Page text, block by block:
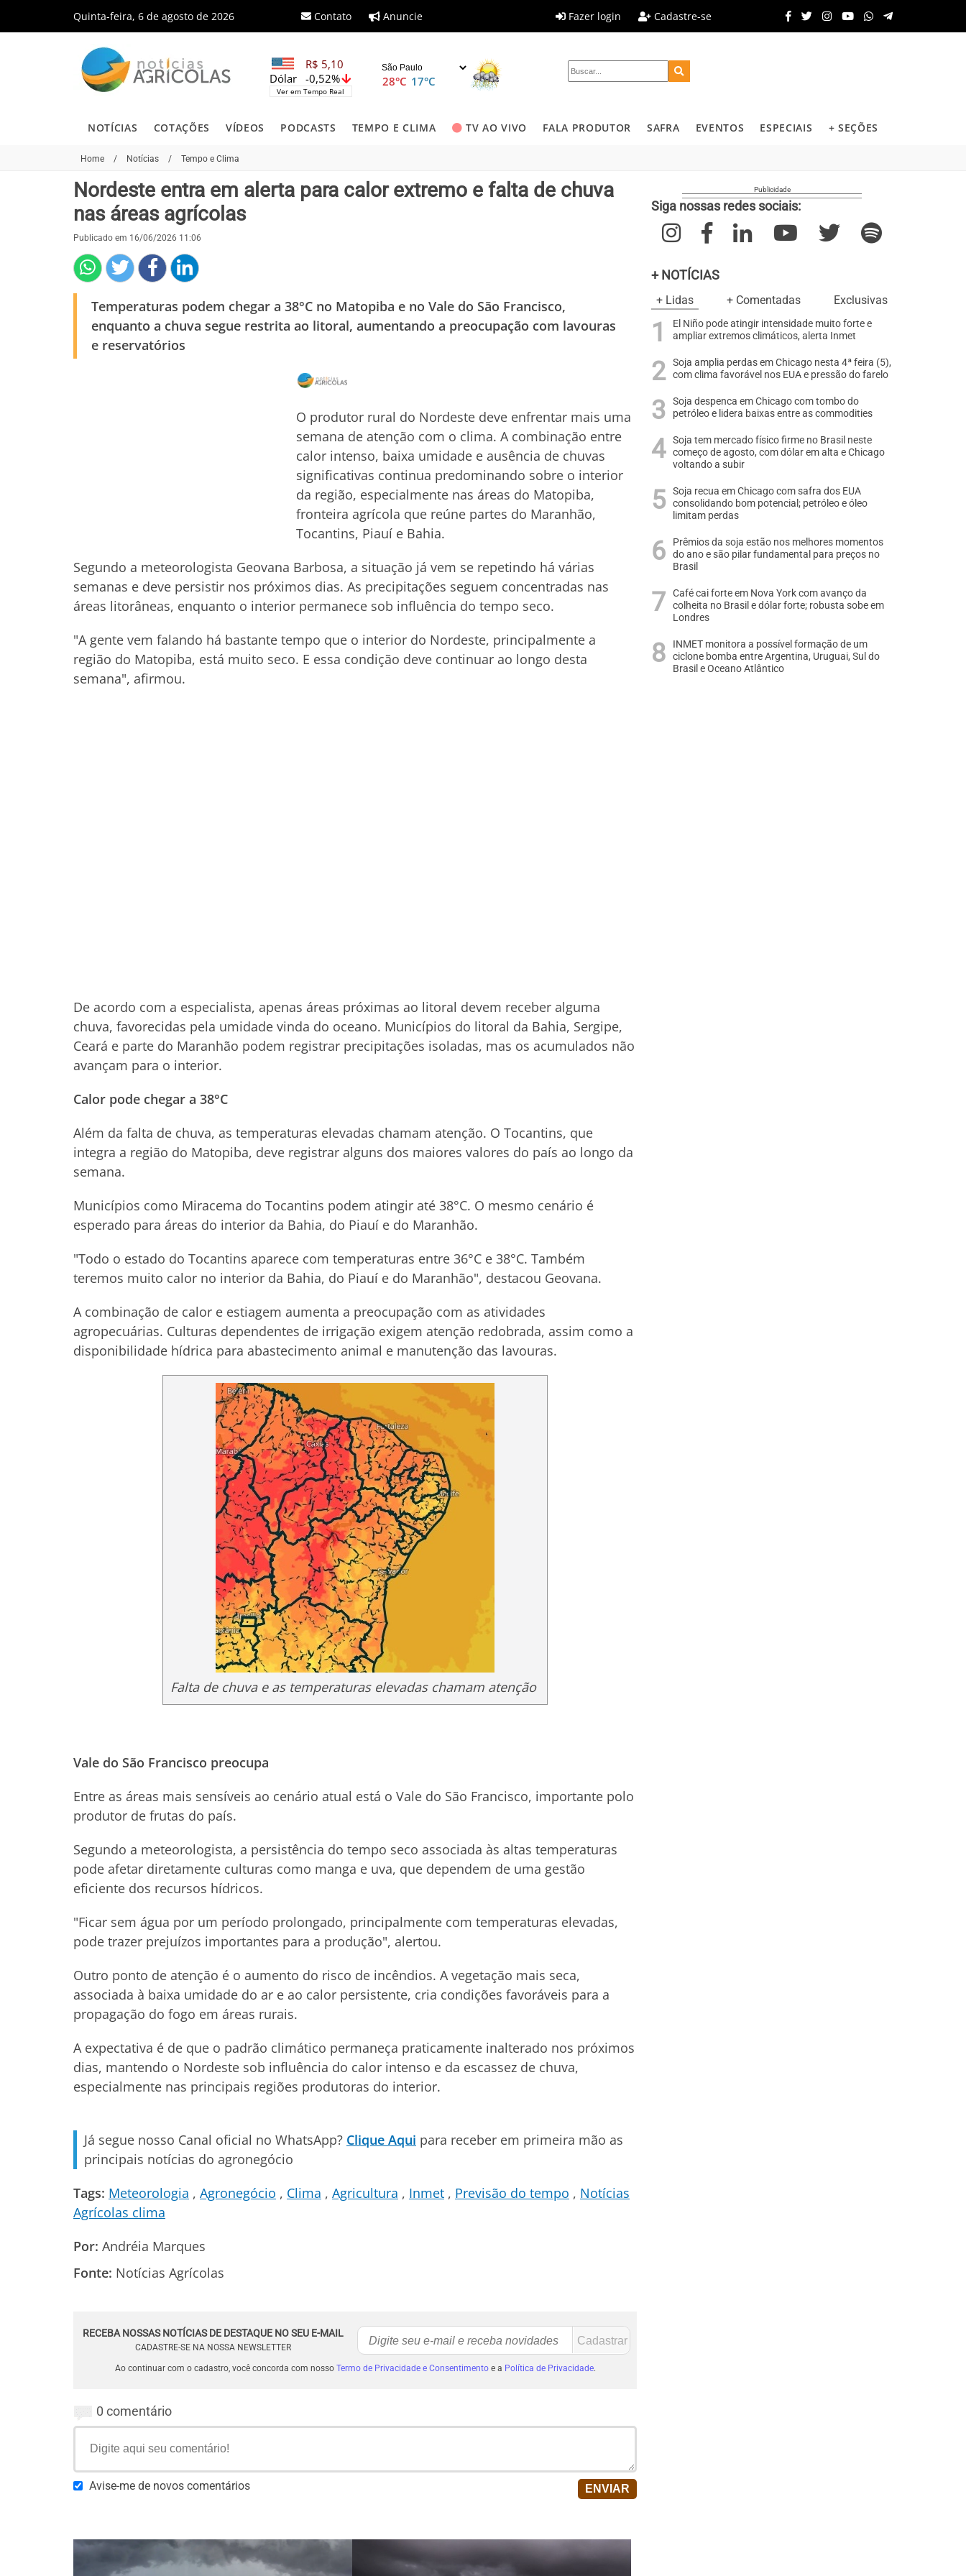
Quinta-feira, 6 de agosto de 2026 Contato Anuncie Fazer login Cadastre-se
R$ 5,10
-0,52%
Dólar
Ver em Tempo Real
28°C 17°C
NOTÍCIAS COTAÇÕES VÍDEOS PODCASTS TEMPO E CLIMA TV AO VIVO FALA PRODUTOR SAFRA EVENTOS ESPECIAIS + SEÇÕES
Home / Notícias / Tempo e Clima
Nordeste entra em alerta para calor extremo e falta de chuva
nas áreas agrícolas
Publicado em 16/06/2026 11:06
Temperaturas podem chegar a 38°C no Matopiba e no Vale do São Francisco,
enquanto a chuva segue restrita ao litoral, aumentando a preocupação com lavouras
e reservatórios
O produtor rural do Nordeste deve enfrentar mais uma
semana de atenção com o clima. A combinação entre
calor intenso, baixa umidade e ausência de chuvas
significativas continua predominando sobre o interior
da região, especialmente nas áreas do Matopiba,
fronteira agrícola que reúne partes do Maranhão,
Tocantins, Piauí e Bahia.
Segundo a meteorologista Geovana Barbosa, a situação já vem se repetindo há várias
semanas e deve persistir nos próximos dias. As precipitações seguem concentradas nas
áreas litorâneas, enquanto o interior permanece sob influência do tempo seco.
"A gente vem falando há bastante tempo que o interior do Nordeste, principalmente a
região do Matopiba, está muito seco. E essa condição deve continuar ao longo desta
semana", afirmou.
De acordo com a especialista, apenas áreas próximas ao litoral devem receber alguma
chuva, favorecidas pela umidade vinda do oceano. Municípios do litoral da Bahia, Sergipe,
Ceará e parte do Maranhão podem registrar precipitações isoladas, mas os acumulados não
avançam para o interior.
Calor pode chegar a 38°C
Além da falta de chuva, as temperaturas elevadas chamam atenção. O Tocantins, que
integra a região do Matopiba, deve registrar alguns dos maiores valores do país ao longo da
semana.
Municípios como Miracema do Tocantins podem atingir até 38°C. O mesmo cenário é
esperado para áreas do interior da Bahia, do Piauí e do Maranhão.
"Todo o estado do Tocantins aparece com temperaturas entre 36°C e 38°C. Também
teremos muito calor no interior da Bahia, do Piauí e do Maranhão", destacou Geovana.
A combinação de calor e estiagem aumenta a preocupação com as atividades
agropecuárias. Culturas dependentes de irrigação exigem atenção redobrada, assim como a
disponibilidade hídrica para abastecimento animal e manutenção das lavouras.
Falta de chuva e as temperaturas elevadas chamam atenção
Vale do São Francisco preocupa
Entre as áreas mais sensíveis ao cenário atual está o Vale do São Francisco, importante polo
produtor de frutas do país.
Segundo a meteorologista, a persistência do tempo seco associada às altas temperaturas
pode afetar diretamente culturas como manga e uva, que dependem de uma gestão
eficiente dos recursos hídricos.
"Ficar sem água por um período prolongado, principalmente com temperaturas elevadas,
pode trazer prejuízos importantes para a produção", alertou.
Outro ponto de atenção é o aumento do risco de incêndios. A vegetação mais seca,
associada à baixa umidade do ar e ao calor persistente, cria condições favoráveis para a
propagação do fogo em áreas rurais.
A expectativa é de que o padrão climático permaneça praticamente inalterado nos próximos
dias, mantendo o Nordeste sob influência do calor intenso e da escassez de chuva,
especialmente nas principais regiões produtoras do interior.
Já segue nosso Canal oficial no WhatsApp? Clique Aqui para receber em primeira mão as
principais notícias do agronegócio
Tags: Meteorologia Agronegócio Clima Agricultura Inmet Previsão do tempo
Notícias
Agrícolas clima
Por: Andréia Marques
Fonte: Notícias Agrícolas
RECEBA NOSSAS NOTÍCIAS DE DESTAQUE NO SEU E-MAIL
CADASTRE-SE NA NOSSA NEWSLETTER
Ao continuar com o cadastro, você concorda com nosso Termo de Privacidade e Consentimentoe a Política de Privacidade.
0 comentário
Avise-me de novos comentários
Siga nossas redes sociais:
+ NOTÍCIAS
+ Lidas + Comentadas Exclusivas
El Niño pode atingir intensidade muito forte e
ampliar extremos climáticos, alerta Inmet
Soja amplia perdas em Chicago nesta 4ª feira (5),
com clima favorável nos EUA e pressão do farelo
Soja despenca em Chicago com tombo do
petróleo e lidera baixas entre as commodities
Soja tem mercado físico firme no Brasil neste
começo de agosto, com dólar em alta e Chicago
voltando a subir
Soja recua em Chicago com safra dos EUA
consolidando bom potencial; petróleo e óleo
limitam perdas
Prêmios da soja estão nos melhores momentos
do ano e são pilar fundamental para preços no
Brasil
Café cai forte em Nova York com avanço da
colheita no Brasil e dólar forte; robusta sobe em
Londres
INMET monitora a possível formação de um
ciclone bomba entre Argentina, Uruguai, Sul do
Brasil e Oceano Atlântico